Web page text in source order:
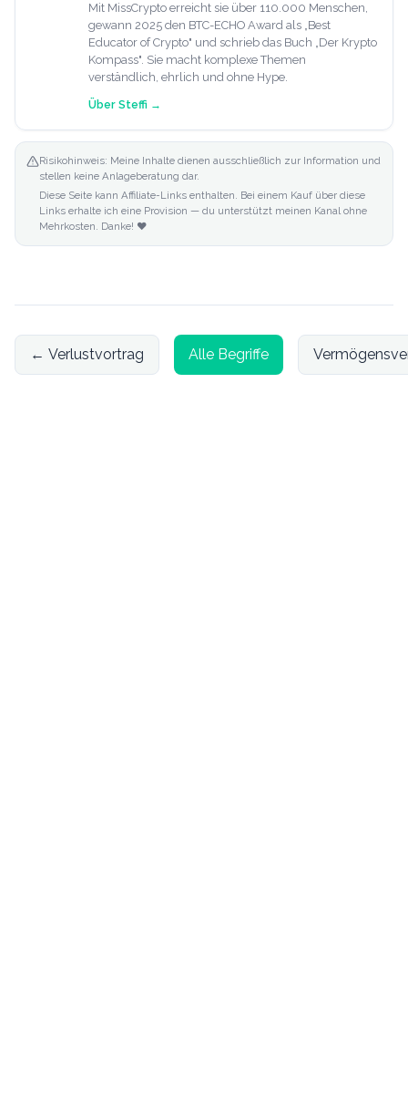
Mit MissCrypto erreicht sie über 110.000 Menschen,
gewann 2025 den BTC-ECHO Award als „Best
Educator of Crypto" und schrieb das Buch „Der Krypto
Kompass". Sie macht komplexe Themen
verständlich, ehrlich und ohne Hype.
Über Steffi →
Risikohinweis: Meine Inhalte dienen ausschließlich zur Information und
stellen keine Anlageberatung dar.
Diese Seite kann Affiliate-Links enthalten. Bei einem Kauf über diese
Links erhalte ich eine Provision — du unterstützt meinen Kanal ohne
Mehrkosten. Danke! ❤️
← Verlustvortrag Alle Begriffe